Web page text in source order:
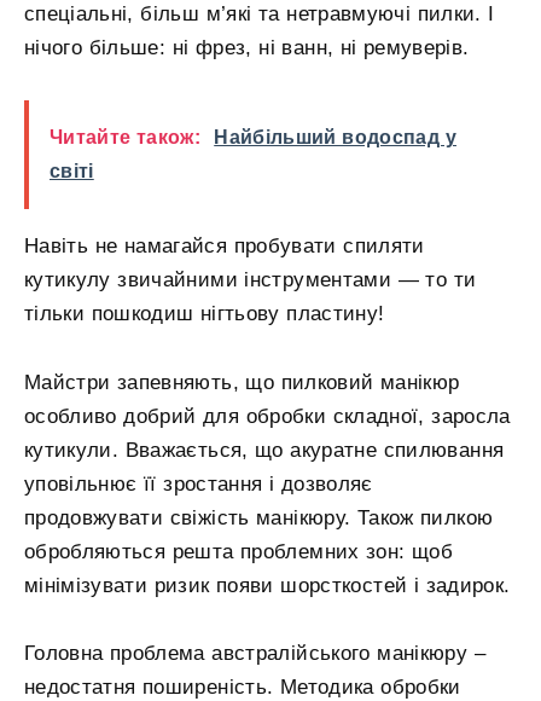
спеціальні, більш м’які та нетравмуючі пилки. І
нічого більше: ні фрез, ні ванн, ні ремуверів.
Читайте також:
Найбільший водоспад у
світі
Навіть не намагайся пробувати спиляти
кутикулу звичайними інструментами — то ти
тільки пошкодиш нігтьову пластину!
Майстри запевняють, що пилковий манікюр
особливо добрий для обробки складної, заросла
кутикули. Вважається, що акуратне спилювання
уповільнює її зростання і дозволяє
продовжувати свіжість манікюру. Також пилкою
обробляються решта проблемних зон: щоб
мінімізувати ризик появи шорсткостей і задирок.
Головна проблема австралійського манікюру –
недостатня поширеність. Методика обробки